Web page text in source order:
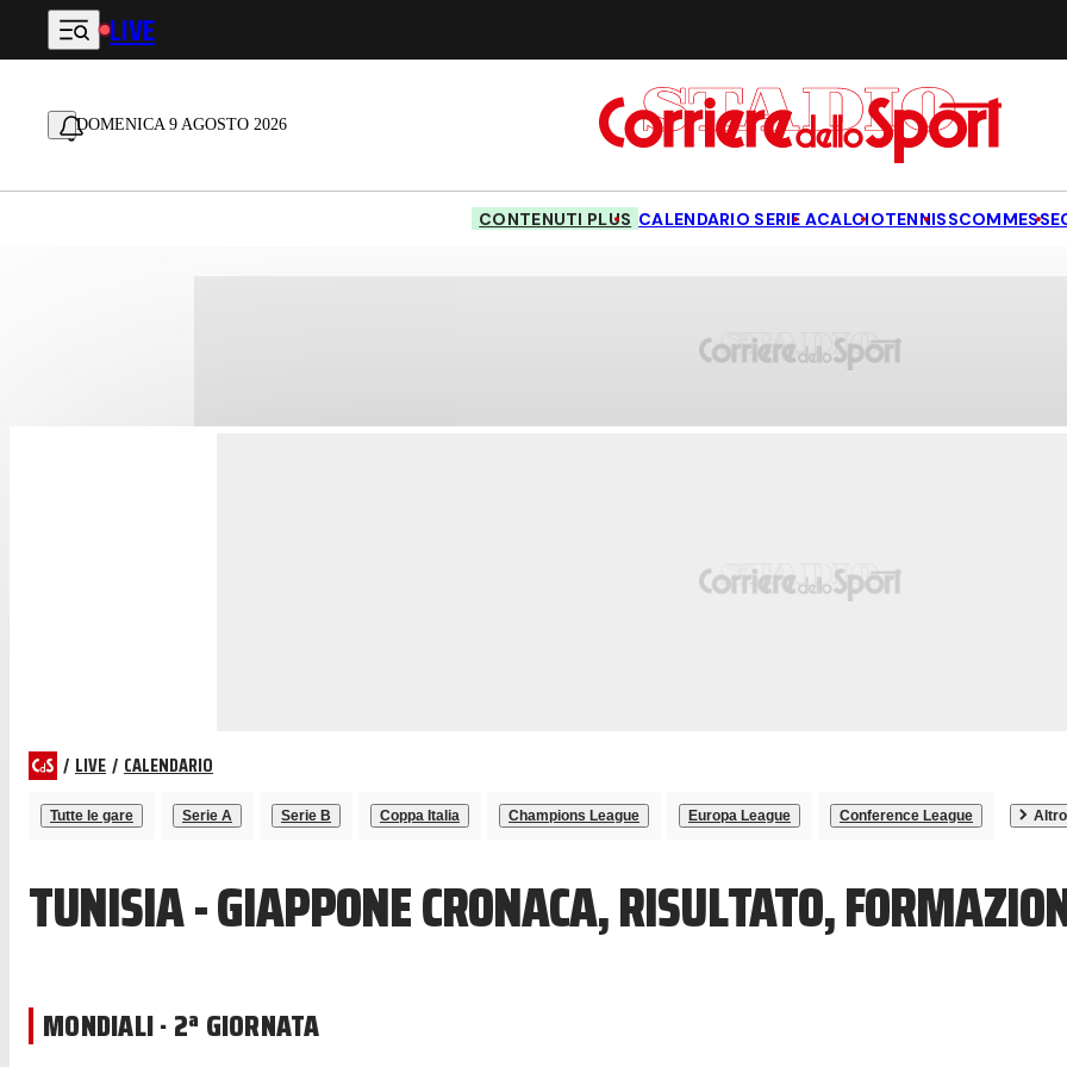
Vai al contenuto principale
LIVE
DOMENICA 9 AGOSTO 2026
CONTENUTI PLUS CALENDARIO SERIE ACALCIOTENNISSCOMMESSE
/ LIVE / CALENDARIO
Tutte le gare Serie A Serie B Coppa Italia Champions League Europa League Conference League Altro
TUNISIA - GIAPPONE CRONACA, RISULTATO,
MONDIALI · 2ª GIORNATA